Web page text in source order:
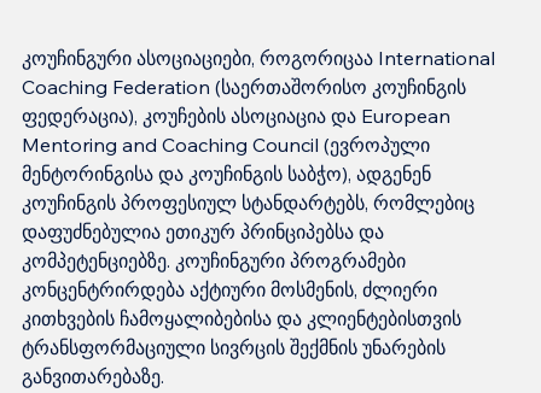
კოუჩინგური ასოციაციები, როგორიცაა International
Coaching Federation (საერთაშორისო კოუჩინგის
ფედერაცია), კოუჩების ასოციაცია და European
Mentoring and Coaching Council (ევროპული
მენტორინგისა და კოუჩინგის საბჭო), ადგენენ
კოუჩინგის პროფესიულ სტანდარტებს, რომლებიც
დაფუძნებულია ეთიკურ პრინციპებსა და
კომპეტენციებზე. კოუჩინგური პროგრამები
კონცენტრირდება აქტიური მოსმენის, ძლიერი
კითხვების ჩამოყალიბებისა და კლიენტებისთვის
ტრანსფორმაციული სივრცის შექმნის უნარების